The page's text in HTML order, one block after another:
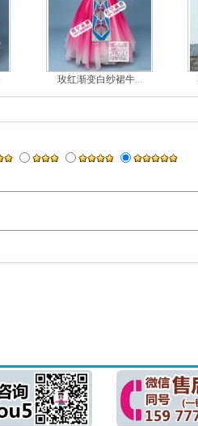
玫红渐变白纱裙牛...